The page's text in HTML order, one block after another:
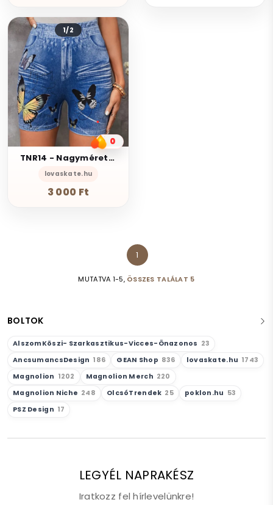
BOLTOK
AlszomKöszi- Szarkasztikus-Vicces-Önazonos 23
AncsumancsDesign 186 GEAN Shop 836 lovaskate.hu 1743
Magnolion 1202 Magnolion Merch 220
Magnolion Niche 248 OlcsóTrendek 25 poklon.hu 53
PSZ Design 17
1/2
0
TNR14 - Nagyméretű Pillangó mintás farmer hatású rugalmas rövidnadrág L-3XL 44-54
lovaskate.hu
3 000 Ft
MUTATVA 1-5, ÖSSZES TALÁLAT 5
1
LEGYÉL NAPRAKÉSZ
Iratkozz fel hírlevelünkre!